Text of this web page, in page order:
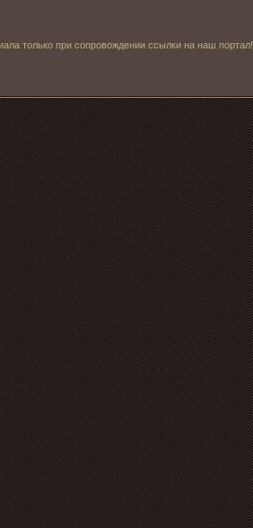
только при сопровождении ссылки на наш портал!